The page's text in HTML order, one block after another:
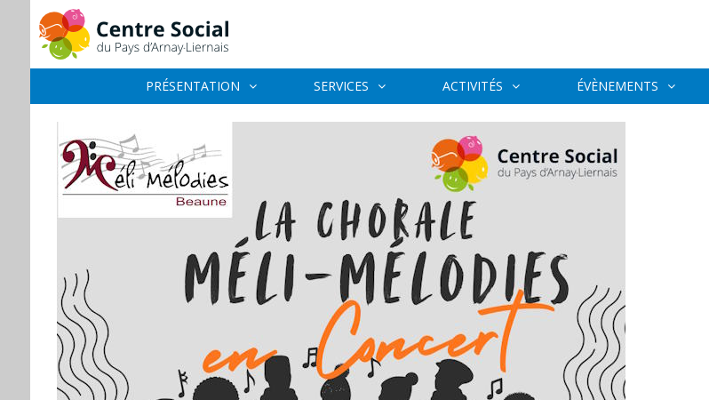
PRÉSENTATION SERVICES ACTIVITÉS ÉVÈNEMENTS